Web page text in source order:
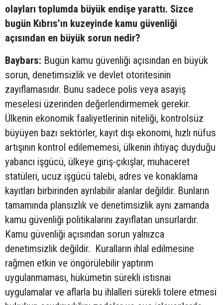
olayları toplumda büyük endişe yarattı. Sizce
bugün Kıbrıs’ın kuzeyinde kamu güvenliği
açısından en büyük sorun nedir?
Baybars: Bugün kamu güvenliği açısından en büyük
sorun, denetimsizlik ve devlet otoritesinin
zayıflamasıdır. Bunu sadece polis veya asayiş
meselesi üzerinden değerlendirmemek gerekir.
Ülkenin ekonomik faaliyetlerinin niteliği, kontrolsüz
büyüyen bazı sektörler, kayıt dışı ekonomi, hızlı nüfus
artışının kontrol edilememesi, ülkenin ihtiyaç duyduğu
yabancı işgücü, ülkeye giriş-çıkışlar, muhaceret
statüleri, ucuz işgücü talebi, adres ve konaklama
kayıtları birbirinden ayrılabilir alanlar değildir. Bunların
tamamında plansızlık ve denetimsizlik aynı zamanda
kamu güvenliği politikalarını zayıflatan unsurlardır.
Kamu güvenliği açısından sorun yalnızca
denetimsizlik değildir. Kuralların ihlal edilmesine
rağmen etkin ve öngörülebilir yaptırım
uygulanmaması, hükümetin sürekli istisnai
uygulamalar ve aflarla bu ihlalleri sürekli tolere etmesi